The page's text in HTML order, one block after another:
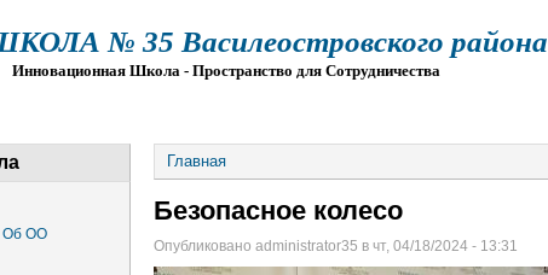
№ 35 Василеостровского района
Школа - Пространство для Сотрудничества
Об ОО
Главная
Безопасное колесо
Опубликовано administrator35 в чт, 04/18/2024 - 13:31